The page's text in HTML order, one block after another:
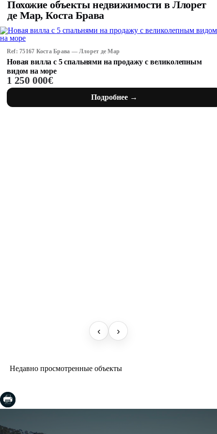
Похожие объекты недвижимости в Ллорет
де Мар, Коста Брава
Ref: 75167 Коста Брава — Ллорет де Мар
Новая вилла с 5 спальнями на продажу с великолепным
видом на море
1 250 000€
Подробнее →
‹ ›
Недавно просмотренные объекты